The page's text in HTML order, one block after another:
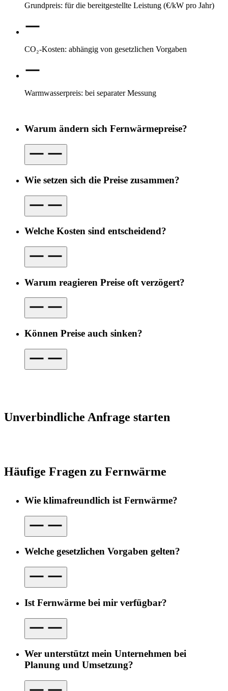
Grundpreis: für die bereitgestellte Leistung (€/kW pro Jahr)
CO₂-Kosten: abhängig von gesetzlichen Vorgaben
Warmwasserpreis: bei separater Messung
Warum ändern sich Fernwärmepreise?
Wie setzen sich die Preise zusammen?
Welche Kosten sind entscheidend?
Warum reagieren Preise oft verzögert?
Können Preise auch sinken?
Unverbindliche Anfrage starten
Häufige Fragen zu Fernwärme
Wie klimafreundlich ist Fernwärme?
Welche gesetzlichen Vorgaben gelten?
Ist Fernwärme bei mir verfügbar?
Wer unterstützt mein Unternehmen bei
Planung und Umsetzung?